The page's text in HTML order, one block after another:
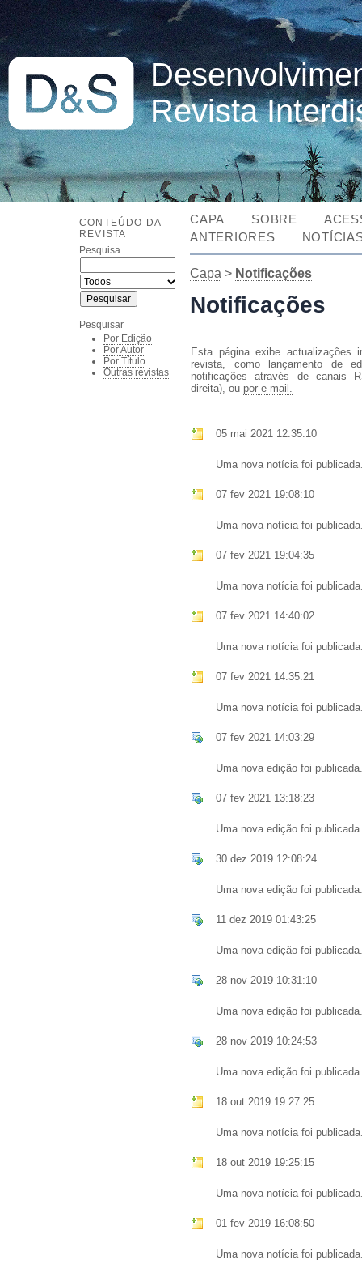
Revista
CONTEÚDO DA
REVISTA
Pesquisa
Pesquisar
Por Edição
Por Autor
Por Título
Outras revistas
CAPA SOBRE
ANTERIORES
Capa > Notificações
Notificações
Esta página exibe actualizações
revista, como lançamento de
notificações através de canais
direita), ou por e-mail.
05 mai 2021 12:35:10
Uma nova notícia foi
07 fev 2021 19:08:10
Uma nova notícia foi
07 fev 2021 19:04:35
Uma nova notícia foi
07 fev 2021 14:40:02
Uma nova notícia foi
07 fev 2021 14:35:21
Uma nova notícia foi
07 fev 2021 14:03:29
Uma nova edição foi
07 fev 2021 13:18:23
Uma nova edição foi
30 dez 2019 12:08:24
Uma nova edição foi
11 dez 2019 01:43:25
Uma nova edição foi
28 nov 2019 10:31:10
Uma nova edição foi
28 nov 2019 10:24:53
Uma nova edição foi
18 out 2019 19:27:25
Uma nova notícia foi
18 out 2019 19:25:15
Uma nova notícia foi
01 fev 2019 16:08:50
Uma nova notícia foi